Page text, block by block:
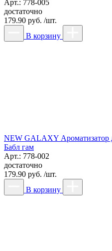
Арт.: 778-005
достаточно
179.90 руб. /шт.
В корзину
NEW GALAXY Ароматизатор
Бабл гам
Арт.: 778-002
достаточно
179.90 руб. /шт.
В корзину